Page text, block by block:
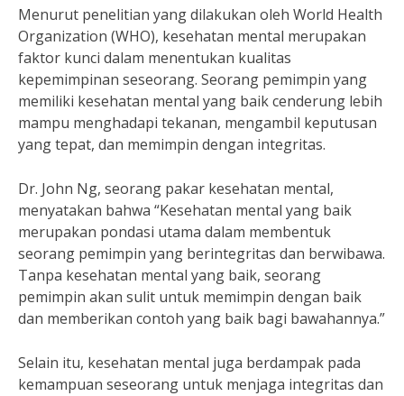
Menurut penelitian yang dilakukan oleh World Health
Organization (WHO), kesehatan mental merupakan
faktor kunci dalam menentukan kualitas
kepemimpinan seseorang. Seorang pemimpin yang
memiliki kesehatan mental yang baik cenderung lebih
mampu menghadapi tekanan, mengambil keputusan
yang tepat, dan memimpin dengan integritas.
Dr. John Ng, seorang pakar kesehatan mental,
menyatakan bahwa “Kesehatan mental yang baik
merupakan pondasi utama dalam membentuk
seorang pemimpin yang berintegritas dan berwibawa.
Tanpa kesehatan mental yang baik, seorang
pemimpin akan sulit untuk memimpin dengan baik
dan memberikan contoh yang baik bagi bawahannya.”
Selain itu, kesehatan mental juga berdampak pada
kemampuan seseorang untuk menjaga integritas dan